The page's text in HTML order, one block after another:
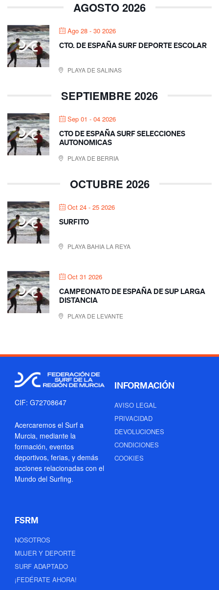
AGOSTO 2026
Ago 28 - 30 2026
CTO. DE ESPAÑA SURF DEPORTE ESCOLAR
PLAYA DE SALINAS
SEPTIEMBRE 2026
Sep 01 - 04 2026
CTO DE ESPAÑA SURF SELECCIONES
AUTONOMICAS
PLAYA DE BERRIA
OCTUBRE 2026
Oct 24 - 25 2026
SURFITO
PLAYA BAHIA LA REYA
Oct 31 2026
CAMPEONATO DE ESPAÑA DE SUP LARGA
DISTANCIA
PLAYA DE LEVANTE
CIF: G72708647
Acercaremos el Surf a
Murcia, mediante la
formación, eventos
deportivos, ferias, y demás
acciones relacionadas con el
Mundo del Surfing.
INFORMACIÓN
AVISO LEGAL
PRIVACIDAD
DEVOLUCIONES
CONDICIONES
COOKIES
FSRM
NOSOTROS
MUJER Y DEPORTE
SURF ADAPTADO
¡FEDÉRATE AHORA!